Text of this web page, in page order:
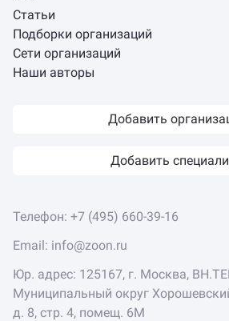
Статьи
Подборки организаций
Сети организаций
Наши авторы
Добавить
Добавить
Телефон: +7 (495) 660-39-16
Email: info@zoon.ru
Юр. адрес: 125167, г. Москва,
Муниципальный округ
д. 8, стр. 4, помещ. 6М